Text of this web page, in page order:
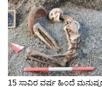
ತಮಿಳುನಾಡು ವಿಧಾನಸಭೆಯಲ್ಲಿ
ವಿಜಯ್-ಸ್ಟಾಲಿನ್ ಮಧ್ಯೆ ಕಾವೇರಿ
ಕಿಚ್ಚು, ಕರ್ನಾಟಕದೊಂದಿಗೆ
ಮಾತನಾಡಿದ್ರೆ ತಪ್ಪೇನಿದೆ?
LATEST VIDEOS